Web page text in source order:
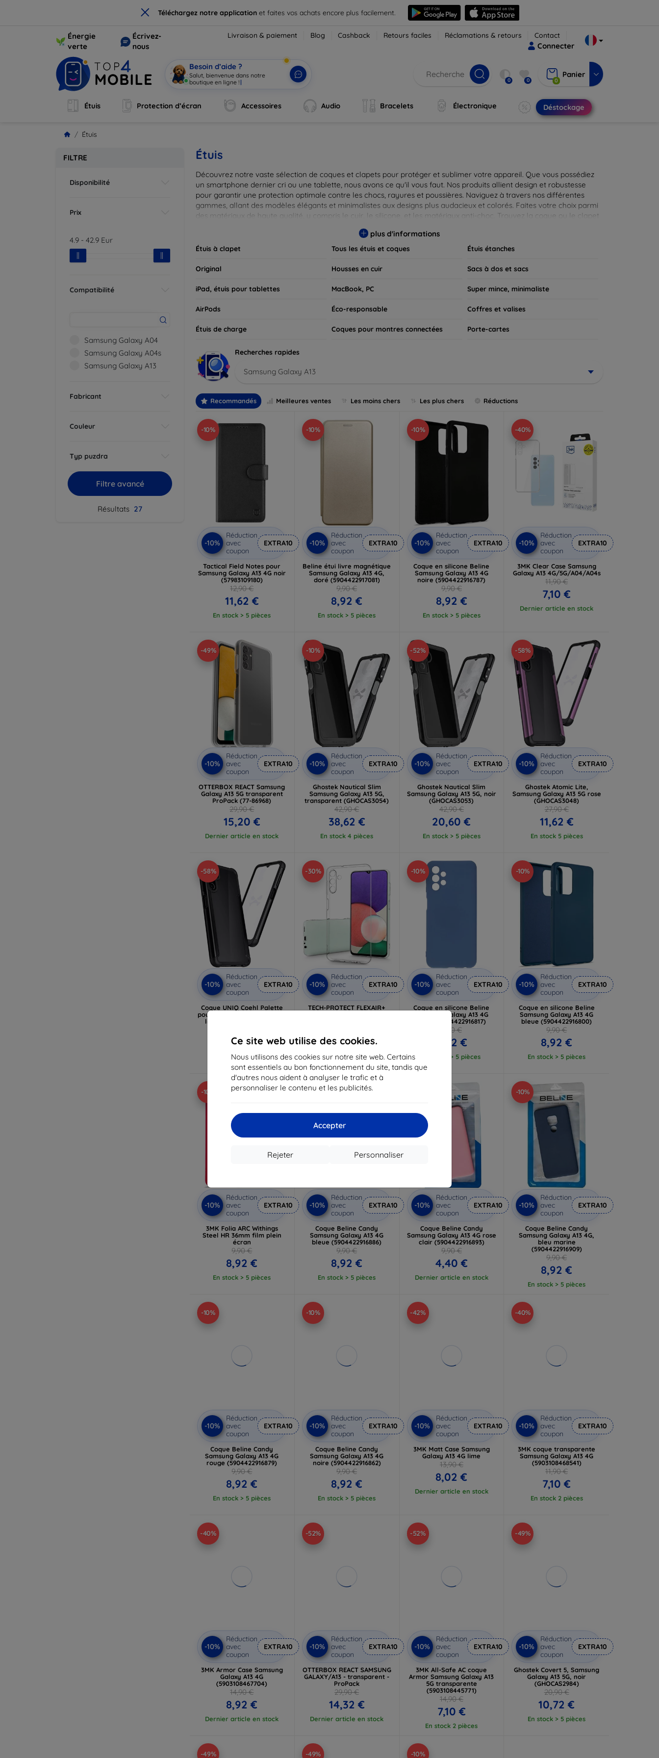
× Téléchargez notre application et faites vos achats encore plus facilement.
Ce site web utilise des cookies.
Nous utilisons des cookies sur notre site web. Certains
sont essentiels au bon fonctionnement du site, tandis que
d'autres nous aident à analyser le trafic et à
personnaliser le contenu et les publicités.
Accepter
Personnaliser
Rejeter
Énergie
verte
Écrivez-
nous
Livraison & paiement Blog Cashback Retours faciles Réclamations & retours Contact
Connecter
Besoin d’aide ?
Salut, bienvenue dans notre
boutique en ligne !| 0 0 0
Panier
Étuis Protection d’écran Accessoires Audio Bracelets Électronique Déstockage
Étuis
FILTRE
Disponibilité
Prix
4.9 - 42.9 Eur
Compatibilité
Samsung Galaxy A04
Samsung Galaxy A04s
Samsung Galaxy A13
Fabricant
Couleur
Typ puzdra
Filtre avancé
Résultats 27
Étuis
Découvrez notre vaste sélection de coques et clapets pour protéger et sublimer votre appareil. Que vous possédiez
un smartphone dernier cri ou une tablette, nous avons ce qu'il vous faut. Nos produits allient design et robustesse
pour garantir une protection optimale contre les chocs, rayures et poussières. Naviguez à travers nos différentes
gammes, allant des modèles élégants et minimalistes aux designs plus audacieux et colorés. Faites votre choix parmi
des matériaux de haute qualité, y compris le cuir, le silicone, et les matériaux anti-choc. Trouvez la coque ou le clapet
plus d'informations
Étuis à clapet Tous les étuis et coques Étuis étanches
Original Housses en cuir Sacs à dos et sacs
iPad, étuis pour tablettes MacBook, PC Super mince, minimaliste
AirPods Éco-responsable Coffres et valises
Étuis de charge Coques pour montres connectées Porte-cartes
Recherches rapides
Samsung Galaxy A13
Recommandés Meilleures ventes Les moins chers Les plus chers Réductions
-10%
-10%
Réduction
avec
coupon
EXTRA10
Tactical Field Notes pour
Samsung Galaxy A13 4G noir
(57983109180)
12,90 €
11,62 €
En stock > 5 pièces
-10%
-10%
Réduction
avec
coupon
EXTRA10
Beline étui livre magnétique
Samsung Galaxy A13 4G,
doré (5904422917081)
9,90 €
8,92 €
En stock > 5 pièces
-10%
-10%
Réduction
avec
coupon
EXTRA10
Coque en silicone Beline
Samsung Galaxy A13 4G
noire (5904422916787)
9,90 €
8,92 €
En stock > 5 pièces
-40%
-10%
Réduction
avec
coupon
EXTRA10
3MK Clear Case Samsung
Galaxy A13 4G/5G/A04/A04s
11,90 €
7,10 €
Dernier article en stock
-49%
-10%
Réduction
avec
coupon
EXTRA10
OTTERBOX REACT Samsung
Galaxy A13 5G transparent
ProPack (77-86968)
29,90 €
15,20 €
Dernier article en stock
-10%
-10%
Réduction
avec
coupon
EXTRA10
Ghostek Nautical Slim
Samsung Galaxy A13 5G,
transparent (GHOCAS3054)
42,90 €
38,62 €
En stock 4 pièces
-52%
-10%
Réduction
avec
coupon
EXTRA10
Ghostek Nautical Slim
Samsung Galaxy A13 5G, noir
(GHOCAS3053)
42,90 €
20,60 €
En stock > 5 pièces
-58%
-10%
Réduction
avec
coupon
EXTRA10
Ghostek Atomic Lite,
Samsung Galaxy A13 5G rose
(GHOCAS3048)
27,90 €
11,62 €
En stock 5 pièces
-58%
-10%
Réduction
avec
coupon
EXTRA10
Coque UNIQ Coehl Palette
pour iPhone 14 Plus 6,7" soft
lila (UNIQ-IP6.7M(2022)-
27,90 €
11,62 €
En stock > 5 pièces
-30%
-10%
Réduction
avec
coupon
EXTRA10
TECH-PROTECT FLEXAIR+
6,22 €
Dernier article en stock
-10%
-10%
Réduction
avec
coupon
EXTRA10
Coque en silicone Beline
Samsung Galaxy A13 4G
bleue (5904422916817)
9,90 €
8,92 €
En stock > 5 pièces
-10%
-10%
Réduction
avec
coupon
EXTRA10
Coque en silicone Beline
Samsung Galaxy A13 4G
bleue (5904422916800)
9,90 €
8,92 €
En stock > 5 pièces
-10%
-10%
Réduction
avec
coupon
EXTRA10
3MK Folia ARC Withings
Steel HR 36mm film plein
écran
9,90 €
8,92 €
En stock > 5 pièces
-10%
-10%
Réduction
avec
coupon
EXTRA10
Coque Beline Candy
Samsung Galaxy A13 4G
bleue (5904422916886)
9,90 €
8,92 €
En stock > 5 pièces
-10%
Réduction
avec
coupon
EXTRA10
Coque Beline Candy
Samsung Galaxy A13 4G rose
clair (5904422916893)
9,90 €
4,40 €
Dernier article en stock
-10%
-10%
Réduction
avec
coupon
EXTRA10
Coque Beline Candy
Samsung Galaxy A13 4G,
bleu marine
(5904422916909)
9,90 €
8,92 €
En stock > 5 pièces
-10%
-10%
Réduction
avec
coupon
EXTRA10
Coque Beline Candy
Samsung Galaxy A13 4G
rouge (5904422916879)
9,90 €
8,92 €
En stock > 5 pièces
-10%
-10%
Réduction
avec
coupon
EXTRA10
Coque Beline Candy
Samsung Galaxy A13 4G
noire (5904422916862)
9,90 €
8,92 €
En stock > 5 pièces
-42%
-10%
Réduction
avec
coupon
EXTRA10
3MK Matt Case Samsung
Galaxy A13 4G lime
13,90 €
8,02 €
Dernier article en stock
-40%
-10%
Réduction
avec
coupon
EXTRA10
3MK coque transparente
Samsung Galaxy A13 4G
(5903108468541)
11,90 €
7,10 €
En stock 2 pièces
-40%
-10%
Réduction
avec
coupon
EXTRA10
3MK Armor Case Samsung
Galaxy A13 4G
(5903108467704)
14,90 €
8,92 €
Dernier article en stock
-52%
-10%
Réduction
avec
coupon
EXTRA10
OTTERBOX REACT SAMSUNG
GALAXY/A13 - transparent -
ProPack
29,90 €
14,32 €
Dernier article en stock
-52%
-10%
Réduction
avec
coupon
EXTRA10
3MK All-Safe AC coque
Armor Samsung Galaxy A13
5G transparente
(5903108445771)
14,90 €
7,10 €
En stock 2 pièces
-49%
-10%
Réduction
avec
coupon
EXTRA10
Ghostek Covert 5, Samsung
Galaxy A13 5G, noir
(GHOCAS2984)
20,90 €
10,72 €
En stock > 5 pièces
-49% -49% -10%